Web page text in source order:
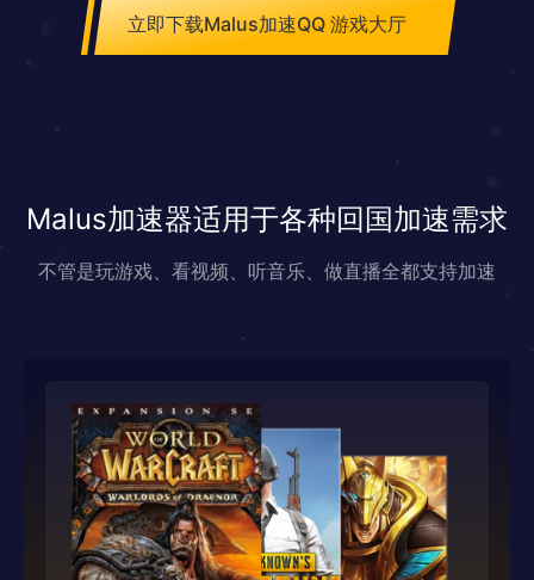
立即下载Malus加速QQ 游戏大厅
Malus加速器适用于各种回国加速需求
不管是玩游戏、看视频、听音乐、做直播全都支持加速